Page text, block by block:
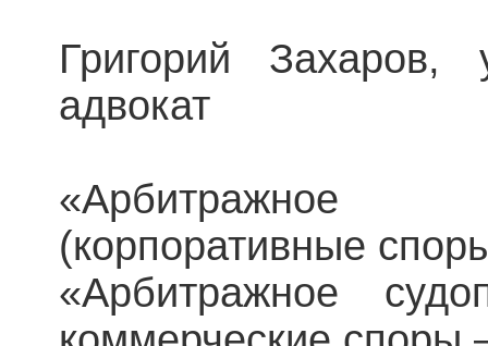
Григорий Захаров,
адвокат
«Арбитражное
(корпоративные
«Арбитражное